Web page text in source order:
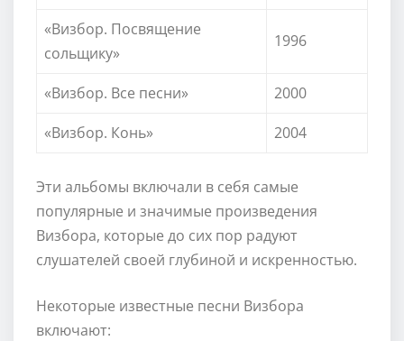
«Визбор. Посвящение
сольщику»
1996
«Визбор. Все песни»
2000
«Визбор. Конь»
2004
Эти альбомы включали в себя самые
популярные и значимые произведения
Визбора, которые до сих пор радуют
слушателей своей глубиной и искренностью.
Некоторые известные песни Визбора
включают: